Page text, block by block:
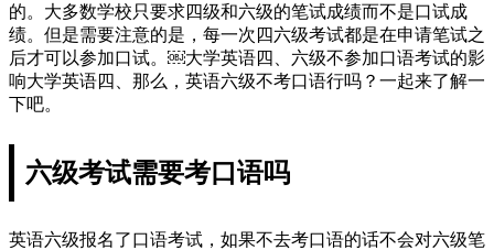
的。大多数学校只要求四级和六级的笔试成绩而不是口试成
绩。但是需要注意的是，每一次四六级考试都是在申请笔试之
后才可以参加口试。￼大学英语四、六级不参加口语考试的影
响大学英语四、那么，英语六级不考口语行吗？一起来了解一
下吧。
六级考试需要考口语吗
英语六级报名了口语考试，如果不去考口语的话不会对六级笔